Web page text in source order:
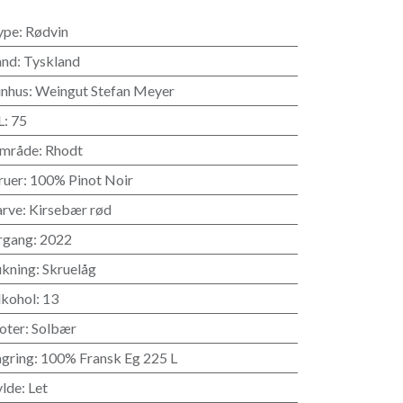
: Rødvin
: Tyskland
: Weingut Stefan Meyer
: 75
: Rhodt
: 100% Pinot Noir
: Kirsebær rød
: 2022
: Skruelåg
: 13
: Solbær
: 100% Fransk Eg 225 L
: Let